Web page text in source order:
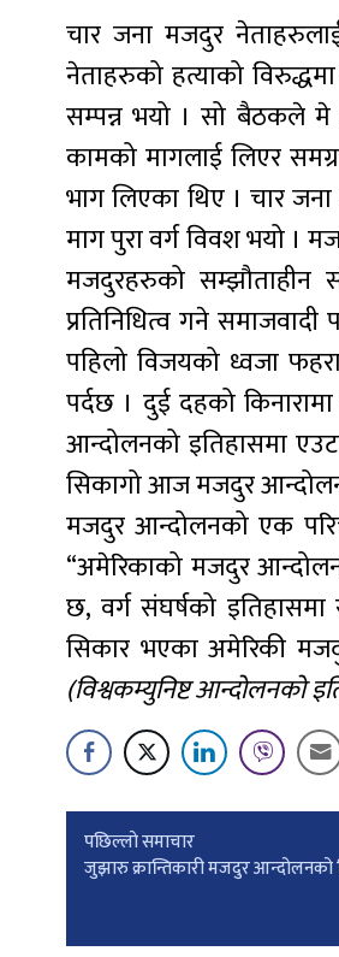
चार जना मजदुर
नेताहरुको हत्याको
सम्पन्न भयो । सो बैठकले मे
कामको मागलाई लिएर
भाग लिएका थिए । चार
माग पुरा वर्ग विवश भयो ।
मजदुरहरुको सम्झौताहीन
प्रतिनिधित्व गने
पहिलो विजयको ध्वजा
पर्दछ । दुई दहको
आन्दोलनको इतिहासमा
सिकागो आज मजदुर
मजदुर आन्दोलनको एक
“अमेरिकाको मजदुर
छ, वर्ग संघर्षको
सिकार भएका अमेरिकी
(विश्वकम्युनिष्ट आन्दोलनको
Post
पछिल्लाे समाचार
जुझारु क्रान्तिकारी मजदुर आन्दोलनको